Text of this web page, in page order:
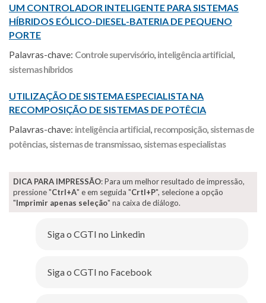
UM CONTROLADOR INTELIGENTE PARA SISTEMAS
HÍBRIDOS EÓLICO-DIESEL-BATERIA DE PEQUENO
PORTE
Palavras-chave: Controle supervisório, inteligência artificial,
sistemas híbridos
UTILIZAÇÃO DE SISTEMA ESPECIALISTA NA
RECOMPOSIÇÃO DE SISTEMAS DE POTÊCIA
Palavras-chave: inteligência artificial, recomposição, sistemas de
potências, sistemas de transmissao, sistemas especialistas
DICA PARA IMPRESSÃO: Para um melhor resultado de impressão,
pressione "Ctrl+A" e em seguida "Crtl+P", selecione a opção
"Imprimir apenas seleção" na caixa de diálogo.
Siga o CGTI no Linkedin
Siga o CGTI no Facebook